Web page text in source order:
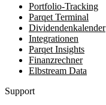
Portfolio-Tracking
Parqet Terminal
Dividendenkalender
Integrationen
Parqet Insights
Finanzrechner
Elbstream Data
Support